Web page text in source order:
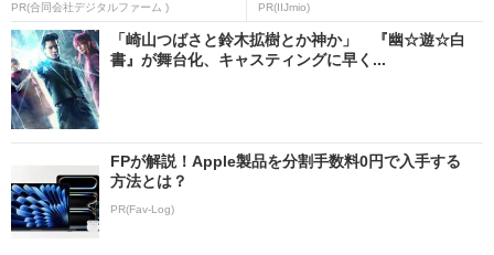
PR(合同会社デジタルファーム ) PR(IIJmio)
「崎山つばさと鈴木拡樹とか神か」 『幽☆遊☆白
書』が舞台化、キャスティングに早く...
FPが解説！Apple製品を分割手数料0円で入手する
方法とは？
PR(Fav-Log)